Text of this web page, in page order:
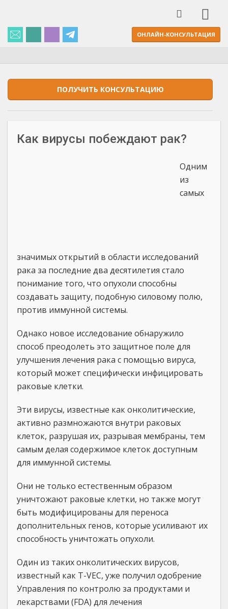
ОНЛАЙН-КОНСУЛЬТАЦИЯ
ПОЛУЧИТЬ КОНСУЛЬТАЦИЮ
Как вирусы побеждают рак?
Одним
из
самых
значимых открытий в области исследований
рака за последние два десятилетия стало
понимание того, что опухоли способны
создавать защиту, подобную силовому полю,
против иммунной системы.
Однако новое исследование обнаружило
способ преодолеть это защитное поле для
улучшения лечения рака с помощью вируса,
который может специфически инфицировать
раковые клетки.
Эти вирусы, известные как онколитические,
активно размножаются внутри раковых
клеток, разрушая их, разрывая мембраны, тем
самым делая содержимое клеток доступным
для иммунной системы.
Они не только естественным образом
уничтожают раковые клетки, но также могут
быть модифицированы для переноса
дополнительных генов, которые усиливают их
способность уничтожать опухоли.
Один из таких онколитических вирусов,
известный как T-VEC, уже получил одобрение
Управления по контролю за продуктами и
лекарствами (FDA) для лечения